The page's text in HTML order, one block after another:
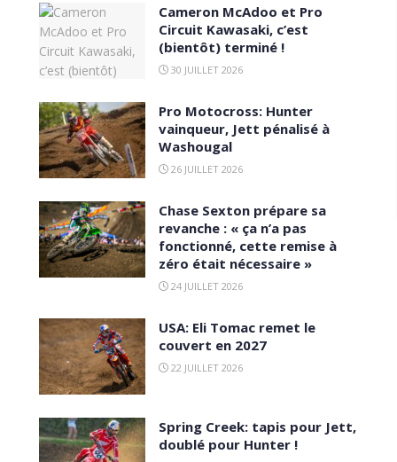
Cameron McAdoo et Pro
Circuit Kawasaki, c’est
(bientôt) terminé !
30 JUILLET 2026
Pro Motocross: Hunter
vainqueur, Jett pénalisé à
Washougal
26 JUILLET 2026
Chase Sexton prépare sa
revanche : « ça n’a pas
fonctionné, cette remise à
zéro était nécessaire »
24 JUILLET 2026
USA: Eli Tomac remet le
couvert en 2027
22 JUILLET 2026
Spring Creek: tapis pour Jett,
doublé pour Hunter !